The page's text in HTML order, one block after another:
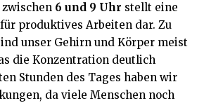
6 und 9 Uhr stellt eine
produktives Arbeiten dar. Zu
unser Gehirn und Körper meist
die Konzentration deutlich
Stunden des Tages haben wir
da viele Menschen noch